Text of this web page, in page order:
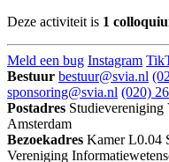
Deze activiteit is 1
Meld een bug Instagram
Bestuur bestuur@svia.nl
sponsoring@svia.nl (020)
Postadres
Amsterdam
Bezoekadres Kamer L0.04
Vereniging